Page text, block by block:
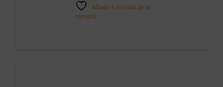
Añadir a mi lista de la
compra